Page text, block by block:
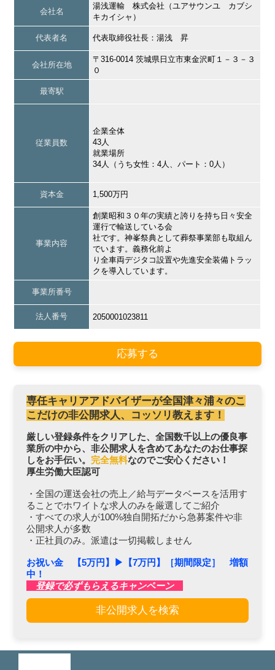
会社名
湯浅運輸 株式会社（ユアサウンユ カブシ
キカイシャ）
代表者名 代表取締役社長：湯浅 昇
会社所在地
〒316-0014 茨城県日立市東金沢町１－３－３
０
最寄駅
従業員数
企業全体
43人
就業場所
34人（うち女性：4人、パート：0人）
資本金 1,500万円
事業内容
創業昭和３０年の実績と誇りを持ち日々安全
運行で輸送している会
社です。神峯祭典として葬祭事業部も取組ん
でいます。義務化前よ
り全車両デジタコ設置や先進安全装備トラッ
クを導入しています。
事業所番号
法人番号 2050001023811
応募する
専任キャリアアドバイザーが全国津々浦々のこ
こだけの非公開求人、コッソリ教えます！
厳しい登録条件をクリアした、全国数千以上の優良事
業所の中から、非公開求人を含めてあなたのお仕事探
しをお手伝い。 完全無料なのでご安心ください！
厚生労働大臣認可
・全国の運送会社の売上／給与データベースを活用す
ることでホワイトな求人のみを厳選してご紹介
・すべての求人が100%独自開拓だから急募案件や非
公開求人が多数
・正社員のみ。派遣は一切掲載しません
お祝い金 【5万円】▶︎【7万円】［期間限定］ 増額
中！
登録で必ずもらえるキャンペーン
非公開求人を検索